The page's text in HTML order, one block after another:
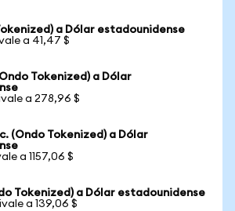
a Dólar estadounidense
a 41,47 $
Tokenized) a Dólar
a 278,96 $
(Ondo Tokenized) a Dólar
a 1157,06 $
Tokenized) a Dólar estadounidense
a 139,06 $